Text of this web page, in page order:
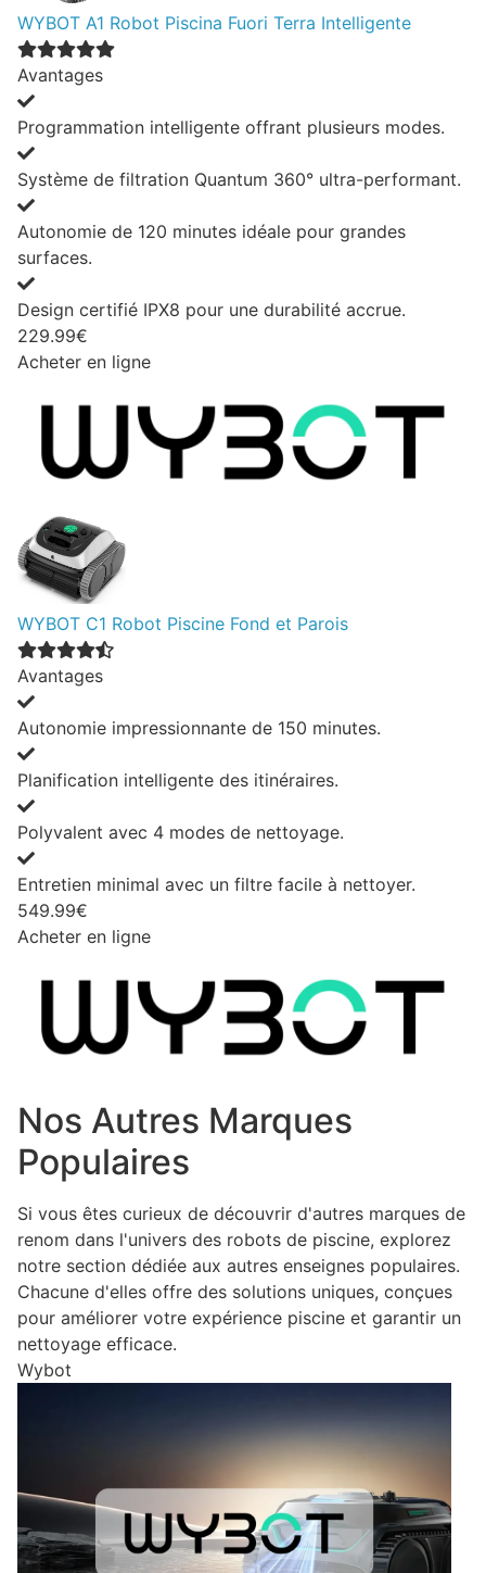
WYBOT A1 Robot Piscina Fuori Terra Intelligente
Avantages
Programmation intelligente offrant plusieurs modes.
Système de filtration Quantum 360° ultra-performant.
Autonomie de 120 minutes idéale pour grandes
surfaces.
Design certifié IPX8 pour une durabilité accrue.
229.99€
Acheter en ligne
WYBOT C1 Robot Piscine Fond et Parois
Avantages
Autonomie impressionnante de 150 minutes.
Planification intelligente des itinéraires.
Polyvalent avec 4 modes de nettoyage.
Entretien minimal avec un filtre facile à nettoyer.
549.99€
Acheter en ligne
Nos Autres Marques
Populaires
Si vous êtes curieux de découvrir d'autres marques de
renom dans l'univers des robots de piscine, explorez
notre section dédiée aux autres enseignes populaires.
Chacune d'elles offre des solutions uniques, conçues
pour améliorer votre expérience piscine et garantir un
nettoyage efficace.
Wybot